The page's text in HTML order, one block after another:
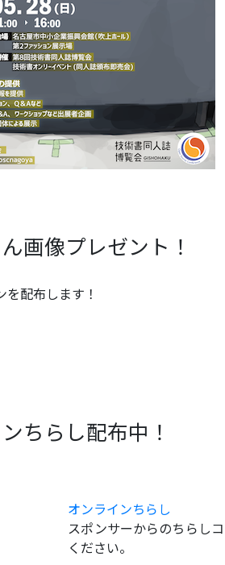
画像プレゼント！
配布します！
ちらし配布中！
オンラインちらし
スポンサーからのちらし
ください。